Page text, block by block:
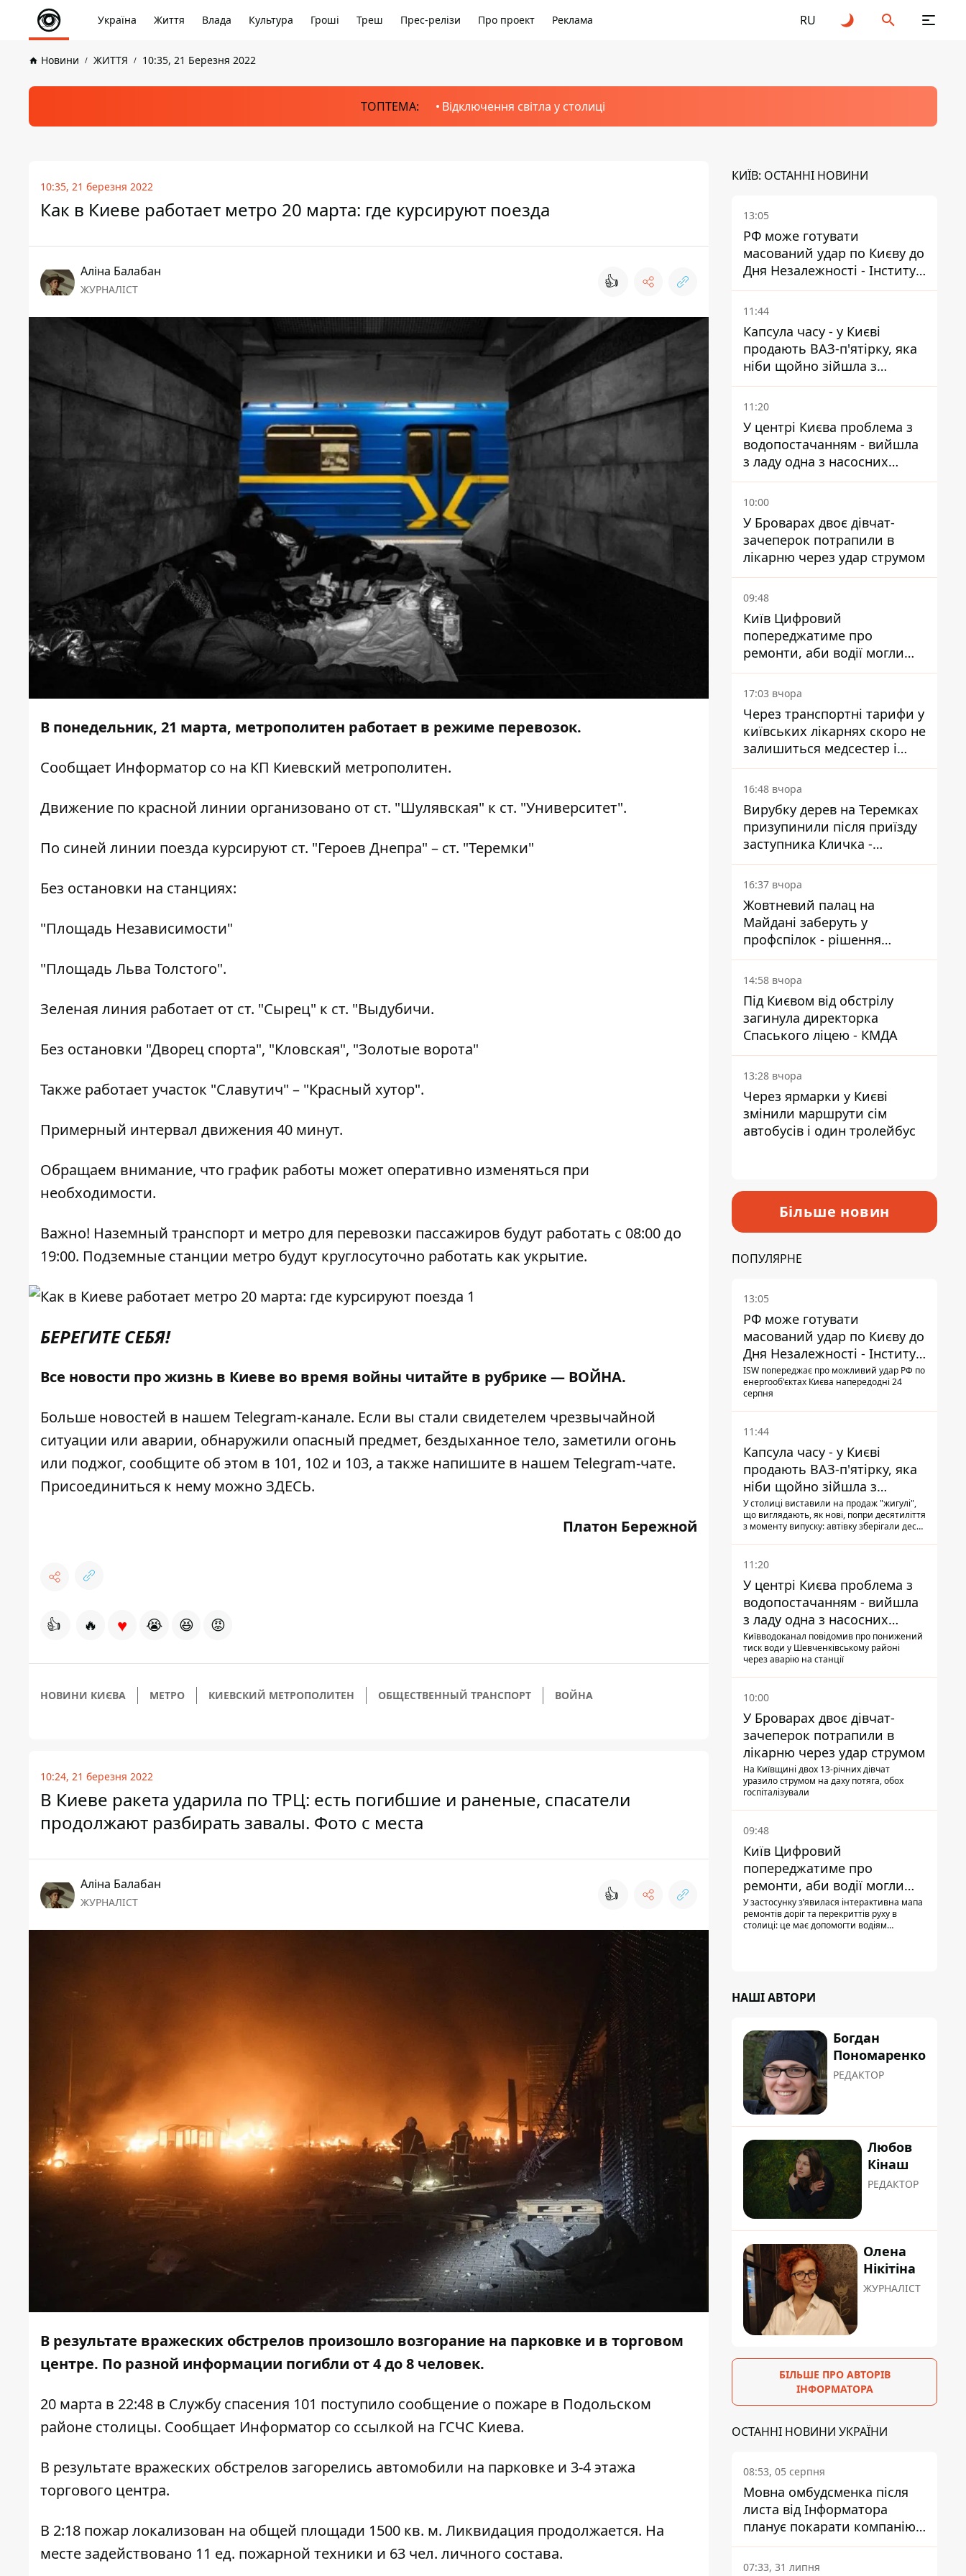
Україна Життя Влада Культура Гроші Треш Прес-релізи Про проект Реклама RU
Новини ЖИТТЯ 10:35, 21 Березня 2022
ТОПТЕМА: Відключення світла у столиці
10:35, 21 березня 2022
Как в Киеве работает метро 20 марта: где курсируют поезда
Аліна Балабан
ЖУРНАЛІСТ 👍
В понедельник, 21 марта, метрополитен работает в режиме перевозок.
Сообщает Информатор со на КП Киевский метрополитен.
Движение по красной линии организовано от ст. "Шулявская" к ст. "Университет".
По синей линии поезда курсируют ст. "Героев Днепра" – ст. "Теремки"
Без остановки на станциях:
"Площадь Независимости"
"Площадь Льва Толстого".
Зеленая линия работает от ст. "Сырец" к ст. "Выдубичи.
Без остановки "Дворец спорта", "Кловская", "Золотые ворота"
Также работает участок "Славутич" – "Красный хутор".
Примерный интервал движения 40 минут.
Обращаем внимание, что график работы может оперативно изменяться при
необходимости.
Важно! Наземный транспорт и метро для перевозки пассажиров будут работать с 08:00 до
19:00. Подземные станции метро будут круглосуточно работать как укрытие.
БЕРЕГИТЕ СЕБЯ!
Все новости про жизнь в Киеве во время войны читайте в рубрике — ВОЙНА.
Больше новостей в нашем Telegram-канале. Если вы стали свидетелем чрезвычайной
ситуации или аварии, обнаружили опасный предмет, бездыханное тело, заметили огонь
или поджог, сообщите об этом в 101, 102 и 103, а также напишите в нашем Telegram-чате.
Присоединиться к нему можно ЗДЕСЬ.
Платон Бережной
👍 🔥 ♥ 😭 😆 😡
НОВИНИ КИЄВА МЕТРО КИЕВСКИЙ МЕТРОПОЛИТЕН ОБЩЕСТВЕННЫЙ ТРАНСПОРТ ВОЙНА
10:24, 21 березня 2022
В Киеве ракета ударила по ТРЦ: есть погибшие и раненые, спасатели
продолжают разбирать завалы. Фото с места
Аліна Балабан
ЖУРНАЛІСТ 👍
В результате вражеских обстрелов произошло возгорание на парковке и в торговом
центре. По разной информации погибли от 4 до 8 человек.
20 марта в 22:48 в Службу спасения 101 поступило сообщение о пожаре в Подольском
районе столицы. Сообщает Информатор со ссылкой на ГСЧС Киева.
В результате вражеских обстрелов загорелись автомобили на парковке и 3-4 этажа
торгового центра.
В 2:18 пожар локализован на общей площади 1500 кв. м. Ликвидация продолжается. На
месте задействовано 11 ед. пожарной техники и 63 чел. личного состава.
КИЇВ: ОСТАННІ НОВИНИ
13:05
РФ може готувати
масований удар по Києву до
Дня Незалежності - Інститут
вивчення війни
11:44
Капсула часу - у Києві
продають ВАЗ-п'ятірку, яка
ніби щойно зійшла з
конвейєра
11:20
У центрі Києва проблема з
водопостачанням - вийшла
з ладу одна з насосних
станцій
10:00
У Броварах двоє дівчат-
зачеперок потрапили в
лікарню через удар струмом
09:48
Київ Цифровий
попереджатиме про
ремонти, аби водії могли
уникати ділянок із заторами
17:03 вчора
Через транспортні тарифи у
київських лікарнях скоро не
залишиться медсестер і
санітарок - професор
Голубовська
16:48 вчора
Вирубку дерев на Теремках
призупинили після приїзду
заступника Кличка -
почався діалог
16:37 вчора
Жовтневий палац на
Майдані заберуть у
профспілок - рішення
Господарського суду
14:58 вчора
Під Києвом від обстрілу
загинула директорка
Спаського ліцею - КМДА
13:28 вчора
Через ярмарки у Києві
змінили маршрути сім
автобусів і один тролейбус
Більше новин
ПОПУЛЯРНЕ
13:05
РФ може готувати
масований удар по Києву до
Дня Незалежності - Інститут
вивчення війни
ISW попереджає про можливий удар РФ по
енергооб'єктах Києва напередодні 24
серпня
11:44
Капсула часу - у Києві
продають ВАЗ-п'ятірку, яка
ніби щойно зійшла з
конвейєра
У столиці виставили на продаж "жигулі",
що виглядають, як нові, попри десятиліття
з моменту випуску: автівку зберігали десь
11:20
У центрі Києва проблема з
водопостачанням - вийшла
з ладу одна з насосних
станцій
Київводоканал повідомив про понижений
тиск води у Шевченківському районі
через аварію на станції
10:00
У Броварах двоє дівчат-
зачеперок потрапили в
лікарню через удар струмом
На Київщині двох 13-річних дівчат
уразило струмом на даху потяга, обох
госпіталізували
09:48
Київ Цифровий
попереджатиме про
ремонти, аби водії могли
уникати ділянок із заторами
У застосунку зʼявилася інтерактивна мапа
ремонтів доріг та перекриттів руху в
столиці: це має допомогти водіям
НАШІ АВТОРИ
Богдан
Пономаренко
РЕДАКТОР
Любов
Кінаш
РЕДАКТОР
Олена
Нікітіна
ЖУРНАЛІСТ
БІЛЬШЕ ПРО АВТОРІВ
ІНФОРМАТОРА
ОСТАННІ НОВИНИ УКРАЇНИ
08:53, 05 серпня
Мовна омбудсменка після
листа від Інформатора
планує покарати компанію-
підрядника ПриватБанку
07:33, 31 липня